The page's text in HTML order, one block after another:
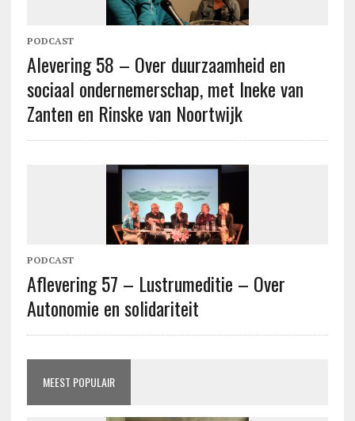
PODCAST
Alevering 58 – Over duurzaamheid en
sociaal ondernemerschap, met Ineke van
Zanten en Rinske van Noortwijk
PODCAST
Aflevering 57 – Lustrumeditie – Over
Autonomie en solidariteit
MEEST POPULAIR